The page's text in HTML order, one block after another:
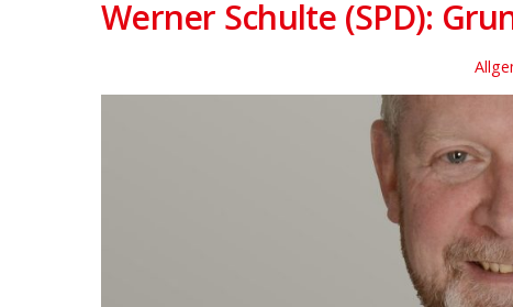
Werner Schulte (SPD):